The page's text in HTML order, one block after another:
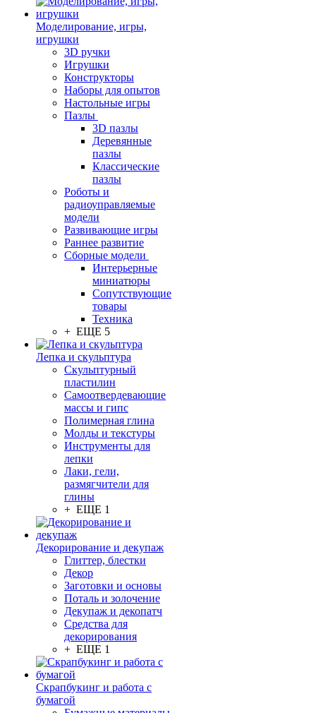
Моделирование, игры,
игрушки
3D ручки
Игрушки
Конструкторы
Наборы для опытов
Настольные игры
Пазлы
3D пазлы
Деревянные
пазлы
Классические
пазлы
Роботы и
радиоуправляемые
модели
Развивающие игры
Раннее развитие
Сборные модели
Интерьерные
миниатюры
Сопутствующие
товары
Техника
+ ЕЩЕ 5
Лепка и скульптура
Скульптурный
пластилин
Самоотвердевающие
массы и гипс
Полимерная глина
Молды и текстуры
Инструменты для
лепки
Лаки, гели,
размягчители для
глины
+ ЕЩЕ 1
Декорирование и декупаж
Глиттер, блестки
Декор
Заготовки и основы
Поталь и золочение
Декупаж и декопатч
Средства для
декорирования
+ ЕЩЕ 1
Скрапбукинг и работа с
бумагой